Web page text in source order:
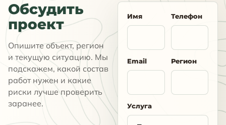
Обсудить
проект
Опишите объект, регион
и текущую ситуацию. Мы
подскажем, какой состав
работ нужен и какие
риски лучше проверить
заранее.
Имя Телефон
Email Регион
Услуга